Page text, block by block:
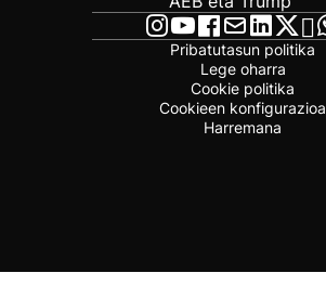
Pribatutasun politika
Lege oharra
Cookie politika
Cookieen konfigurazioa
Harremana